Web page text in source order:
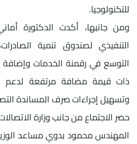
للتكنولوجيا.
ومن جانبها، أكدت الدكتورة
التنفيذي لصندوق تنمية
التوسع في رقمنة الخدمات
ذات قيمة مضافة مرتفعة لدعم
وتسهيل إجراءات صرف المساندة
حضر الاجتماع من جانب وزارة
المهندس محمود بدوي مساعد